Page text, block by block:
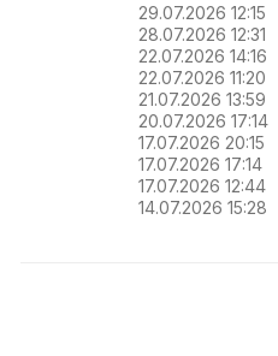
29.07.2026 12:15
28.07.2026 12:31
22.07.2026 14:16
22.07.2026 11:20
21.07.2026 13:59
20.07.2026 17:14
17.07.2026 20:15
17.07.2026 17:14
17.07.2026 12:44
14.07.2026 15:28